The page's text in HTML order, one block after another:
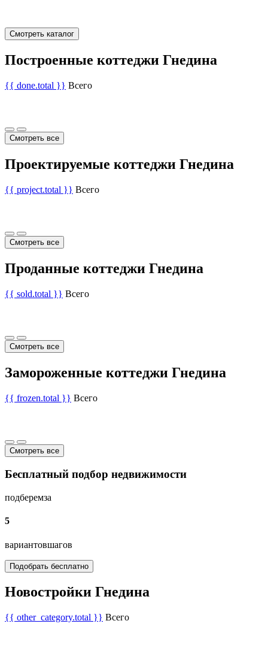
Смотреть каталог
Построенные коттеджи Гнедина
{{ done.total }} Всего
Смотреть все
Проектируемые коттеджи Гнедина
{{ project.total }} Всего
Смотреть все
Проданные коттеджи Гнедина
{{ sold.total }} Всего
Смотреть все
Замороженные коттеджи Гнедина
{{ frozen.total }} Всего
Смотреть все
Бесплатный подбор недвижимости
подберемза
5
вариантовшагов
Подобрать бесплатно
Новостройки Гнедина
{{ other_category.total }} Всего